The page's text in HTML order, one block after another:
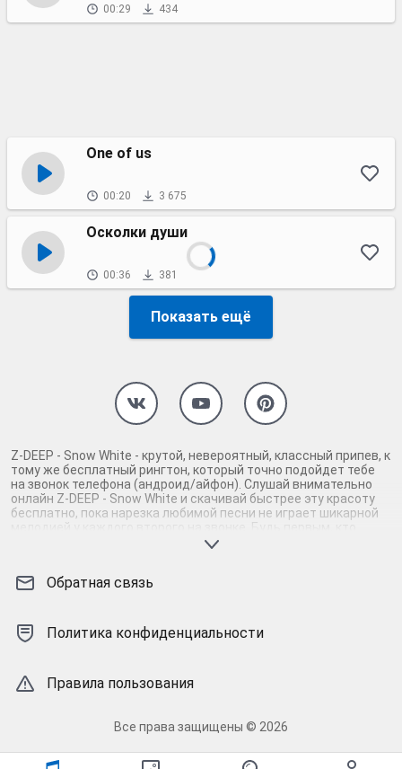
00:29 434
One of us
00:20 3 675
Осколки души
00:36 381
Показать ещё
Z-DEEP - Snow White - крутой, невероятный, классный припев, к
тому же бесплатный рингтон, который точно подойдет тебе
на звонок телефона (андроид/айфон). Слушай внимательно
онлайн Z-DEEP - Snow White и скачивай быстрее эту красоту
бесплатно, пока нарезка любимой песни не играет шикарной
мелодией у каждого второго на звонке. Будь первым, кто
скачает бесплатно сей шедевр музыки и оценит по
mp3 песни на звонок телефона, ну, или m4r мелодию на айфон
нарезкой музыки сложно будет пропустить мелодию звонка.
Соловей - mp3 и m4r композиции и звуки на звонок, которые
Обратная связь
Политика конфиденциальности
Правила пользования
Все права защищены © 2026